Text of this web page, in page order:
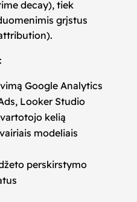
decay), tiek
grįstus
Google Analytics
Looker Studio
kelią
modeliais
perskirstymo